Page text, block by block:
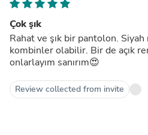
Çok şık
Rahat ve şık bir pantolon.
kombinler olabilir. Bir de açık
onlarlayım sanırım😍
Review collected from invite